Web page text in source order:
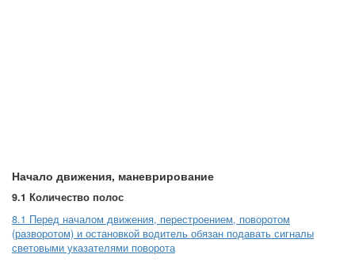
Начало движения, маневрирование
9.1 Количество полос
8.1 Перед началом движения, перестроением, поворотом
(разворотом) и остановкой водитель обязан подавать сигналы
световыми указателями поворота